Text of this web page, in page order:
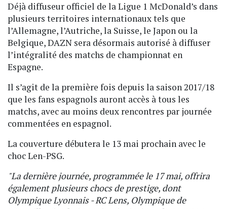
Déjà diffuseur officiel de la Ligue 1 McDonald’s dans
plusieurs territoires internationaux tels que
l’Allemagne, l’Autriche, la Suisse, le Japon ou la
Belgique, DAZN sera désormais autorisé à diffuser
l’intégralité des matchs de championnat en
Espagne.
Il s’agit de la première fois depuis la saison 2017/18
que les fans espagnols auront accès à tous les
matchs, avec au moins deux rencontres par journée
commentées en espagnol.
La couverture débutera le 13 mai prochain avec le
choc Len-PSG.
"La dernière journée, programmée le 17 mai, offrira
également plusieurs chocs de prestige, dont
Olympique Lyonnais - RC Lens, Olympique de